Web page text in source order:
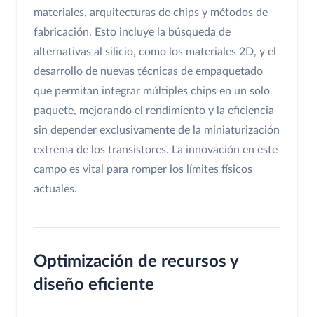
materiales, arquitecturas de chips y métodos de
fabricación. Esto incluye la búsqueda de
alternativas al silicio, como los materiales 2D, y el
desarrollo de nuevas técnicas de empaquetado
que permitan integrar múltiples chips en un solo
paquete, mejorando el rendimiento y la eficiencia
sin depender exclusivamente de la miniaturización
extrema de los transistores. La innovación en este
campo es vital para romper los límites físicos
actuales.
Optimización de recursos y
diseño eficiente